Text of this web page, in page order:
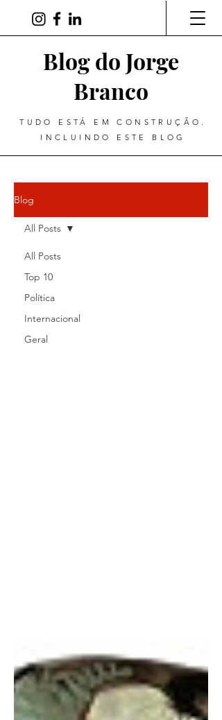
Blog do Jorge
Branco
TUDO ESTÁ EM CONSTRUÇÃO.
INCLUINDO ESTE BLOG
Blog
All Posts
Top 10
Política
Internacional
Geral
All Posts